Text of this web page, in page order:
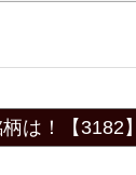
は！【3182